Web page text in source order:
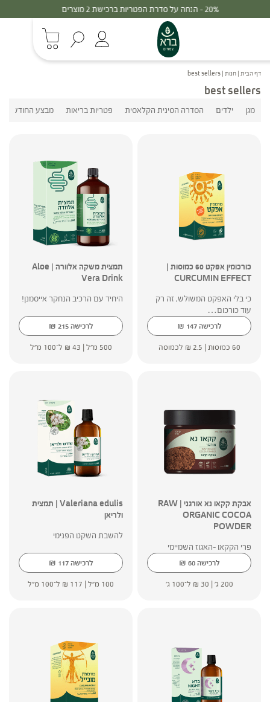
30% - הנחה על סדרת הפטריות ברכישת 3 מוצרים
דף הבית | חנות |
best sellers
best sellers
מגן ילדים הסדרה הסינית הקלאסית פטריות בריאות מבצע החודש
כורכומין אפקט 60 כמוסות |
CURCUMIN EFFECT
כי בלי האפקט המשולש, זה רק
עוד כורכום…
לרכישה ₪ 147
60 כמוסות | ₪ 2.5 לכמוסה
תמצית משקה אלוורה | Aloe
Vera Drink
היחיד עם הרכיב הנחקר אייסמנן!
לרכישה ₪ 215
500 מ"ל | ₪ 43 ל־100 מ"ל
אבקת קקאו נא אורגני | RAW
ORGANIC COCOA
POWDER
פרי הקקאו -האגוז השמיימי
לרכישה ₪ 60
200 ג' | ₪ 30 ל־100 ג'
Valeriana edulis | תמצית
ולריאן
להשבת השקט הפנימי
לרכישה ₪ 117
100 מ"ל | ₪ 117 ל־100 מ"ל